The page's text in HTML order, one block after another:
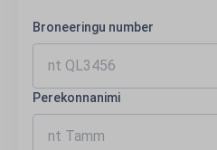
Broneeringu number
Perekonnanimi